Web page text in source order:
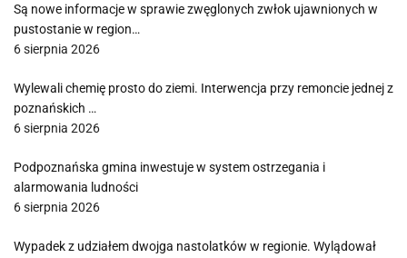
Są nowe informacje w sprawie zwęglonych zwłok ujawnionych w
pustostanie w region…
6 sierpnia 2026
Wylewali chemię prosto do ziemi. Interwencja przy remoncie jednej z
poznańskich …
6 sierpnia 2026
Podpoznańska gmina inwestuje w system ostrzegania i
alarmowania ludności
6 sierpnia 2026
Wypadek z udziałem dwojga nastolatków w regionie. Wylądował